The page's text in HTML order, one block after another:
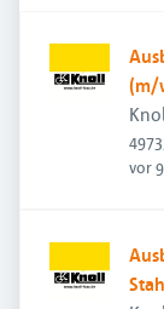
(m/
vor